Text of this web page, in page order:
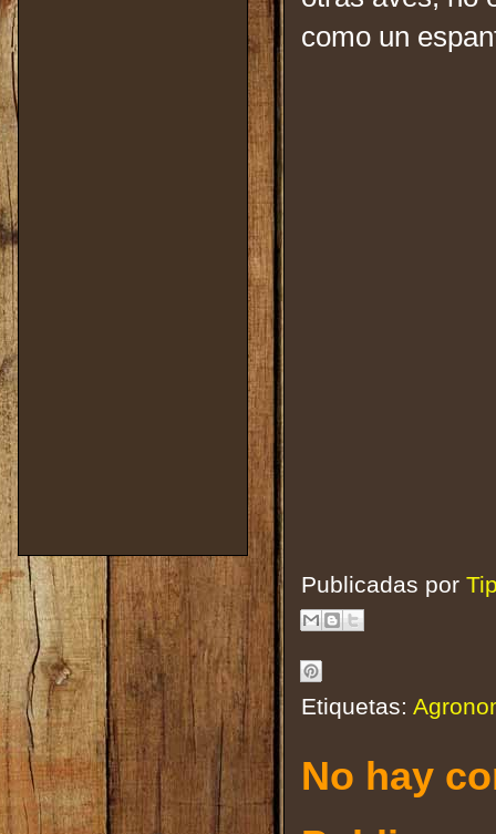
como un
Publicadas por
Etiquetas:
No hay